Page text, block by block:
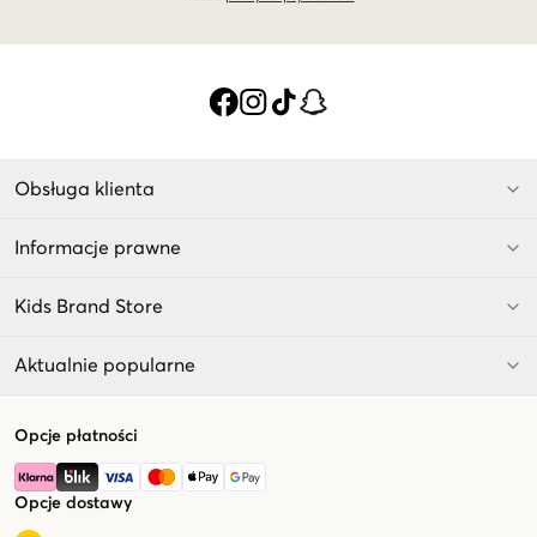
Obsługa klienta
Informacje prawne
Kids Brand Store
Aktualnie popularne
Opcje płatności
Opcje dostawy